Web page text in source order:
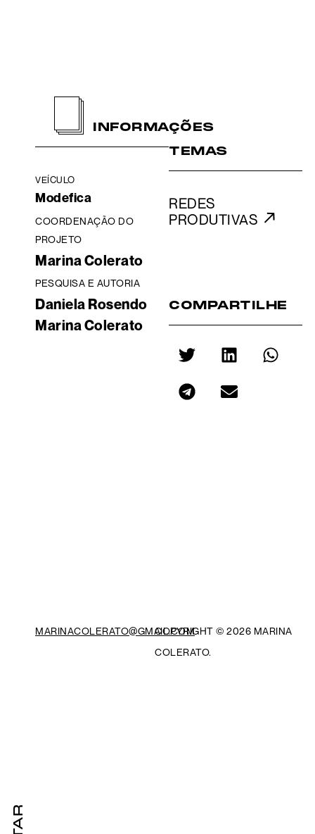
Modefica
COORDENAÇÃO DO
PROJETO
Marina Colerato
PESQUISA E AUTORIA
Daniela Rosendo
Marina Colerato
TEMAS
REDES
PRODUTIVAS
COMPARTILHE
COPYRIGHT ©2026 MARINA
COLERATO.
MARINACOLERATO@GMAIL.COM